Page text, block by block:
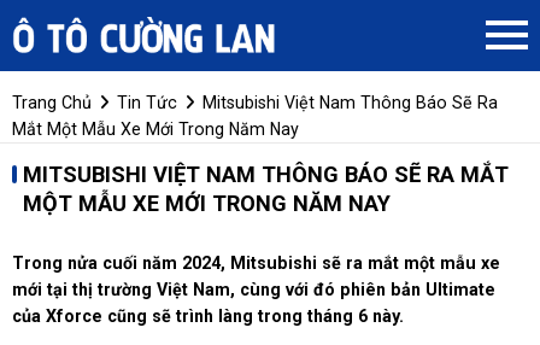
Trang Chủ Tin Tức
Mitsubishi Việt Nam Thông Báo Sẽ Ra
Mắt Một Mẫu Xe Mới Trong Năm Nay
MITSUBISHI VIỆT NAM THÔNG BÁO SẼ RA MẮT
MỘT MẪU XE MỚI TRONG NĂM NAY
Trong nửa cuối năm 2024, Mitsubishi sẽ ra mắt một mẫu xe
mới tại thị trường Việt Nam, cùng với đó phiên bản Ultimate
của Xforce cũng sẽ trình làng trong tháng 6 này.